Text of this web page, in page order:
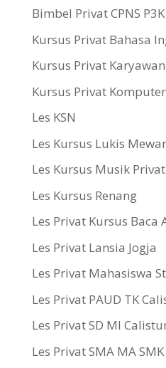
Bimbel Privat CPNS
Kursus Privat Bahasa
Kursus Privat Karyawan
Kursus Privat
Les KSN
Les Kursus Lukis
Les Kursus Musik Privat
Les Kursus Renang
Les Privat Kursus Baca
Les Privat Lansia Jogja
Les Privat Mahasiswa
Les Privat PAUD TK
Les Privat SD MI
Les Privat SMA MA